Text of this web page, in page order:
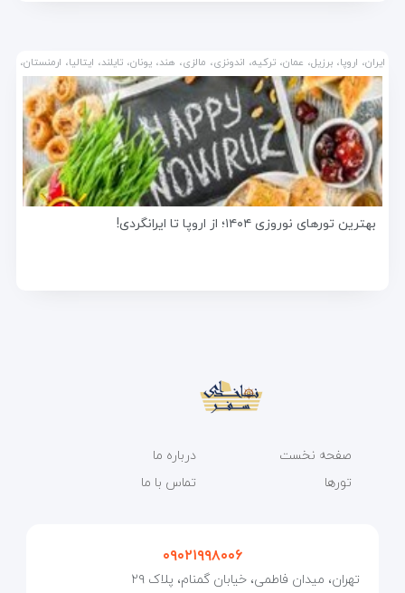
ایران، اروپا، برزیل، عمان، ترکیه، اندونزی، مالزی، هند، یونان، تایلند، ایتالیا، ارمنستان،
کشتی کروز، آفریقای جنوبی، امارات متحد عربی
بهترین تورهای نوروزی ۱۴۰۴؛ از اروپا تا ایرانگردی!
صفحه نخست
تورها
درباره ما
تماس با ما
۰۹۰۲۱۹۹۸۰۰۶
تهران، میدان فاطمی، خیابان گمنام، پلاک ۲۹